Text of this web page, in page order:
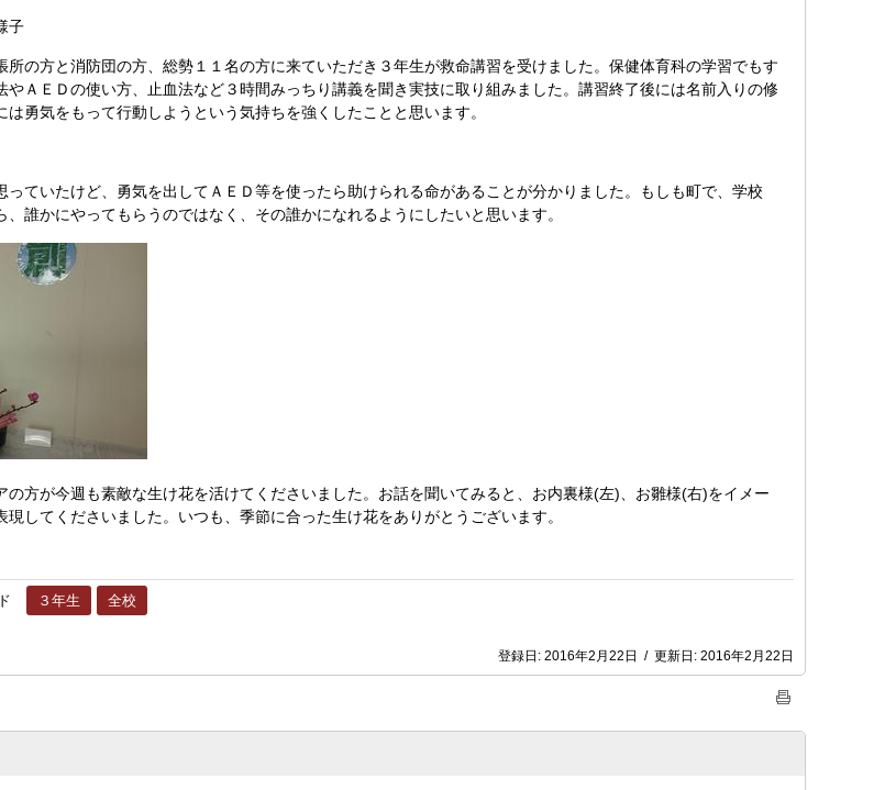
子
の方と消防団の方、総勢１１名の方に来ていただき３年生が救命講習を受けました。保健体育科の学習でもす
やＡＥＤの使い方、止血法など３時間みっちり講義を聞き実技に取り組みました。講習終了後には名前入りの修
勇気をもって行動しようという気持ちを強くしたことと思います。
っていたけど、勇気を出してＡＥＤ等を使ったら助けられる命があることが分かりました。もしも町で、学校
誰かにやってもらうのではなく、その誰かになれるようにしたいと思います。
方が今週も素敵な生け花を活けてくださいました。お話を聞いてみると、お内裏様(左)、お雛様(右)をイメー
してくださいました。いつも、季節に合った生け花をありがとうございます。
３年生 全校
登録日: 2016年2月22日 / 更新日: 2016年2月22日